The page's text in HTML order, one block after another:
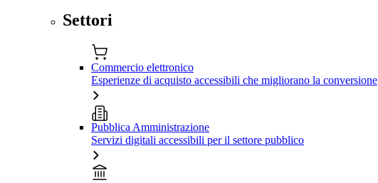
Settori
Commercio elettronico
Esperienze di acquisto accessibili che migliorano la conversione
Pubblica Amministrazione
Servizi digitali accessibili per il settore pubblico